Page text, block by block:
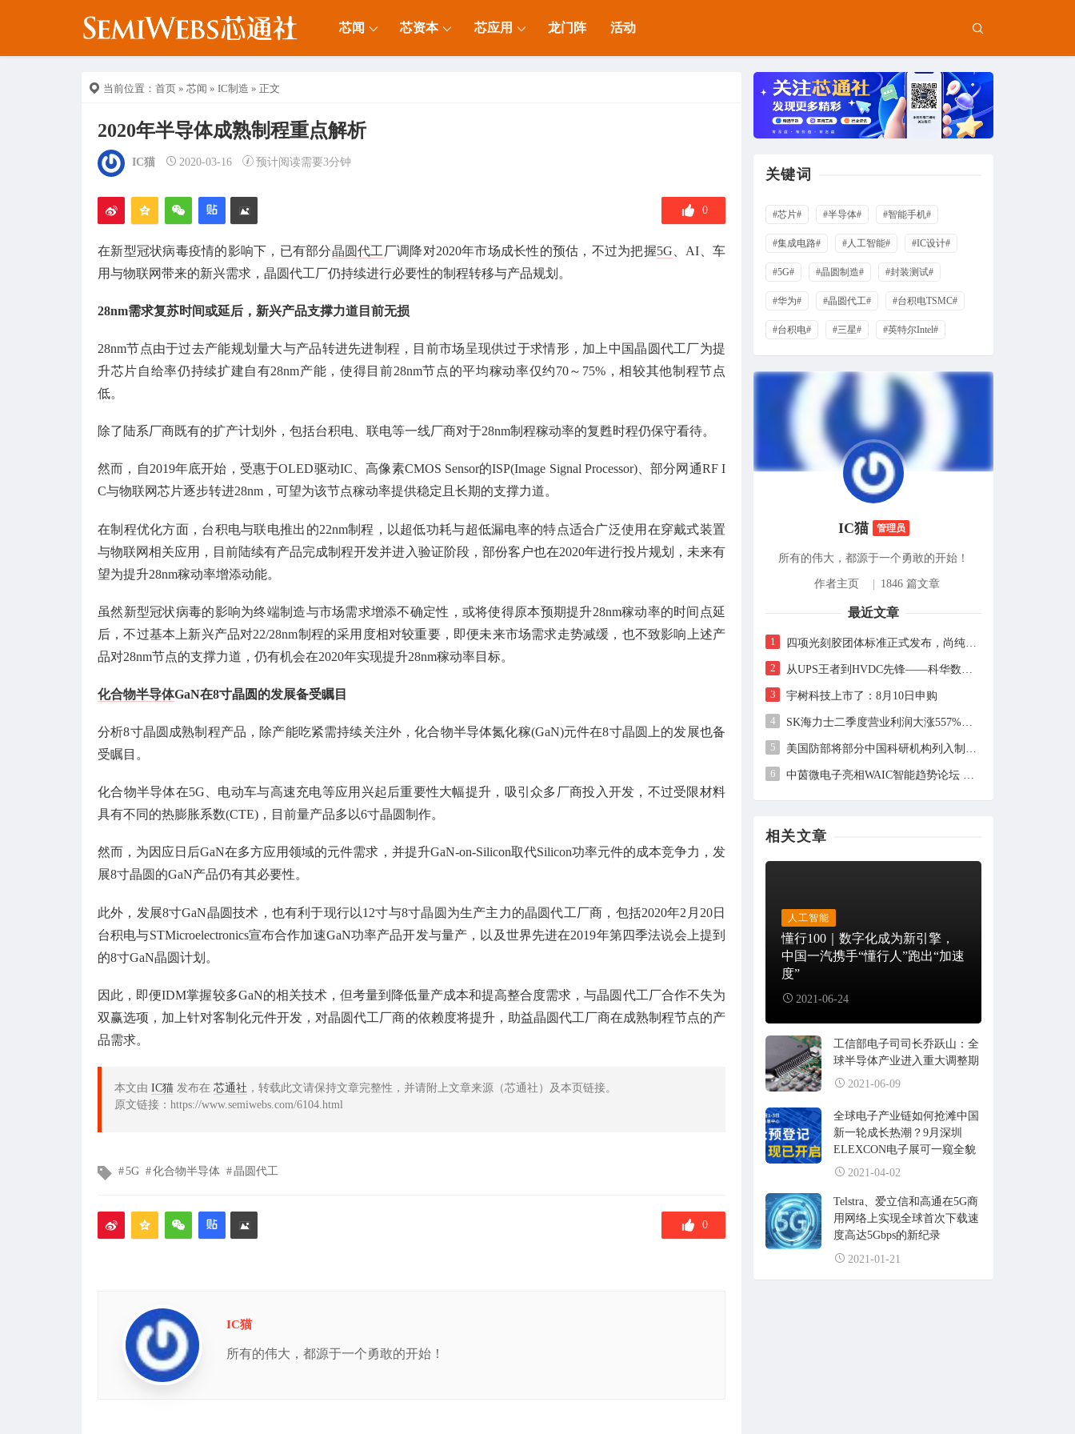
芯闻 芯资本 芯应用 龙门阵 活动
当前位置： 首页 » 芯闻 » IC制造 » 正文
2020年半导体成熟制程重点解析
IC猫 2020-03-16 预计阅读需要3分钟
0
在新型冠状病毒疫情的影响下，已有部分晶圆代工 厂调降对2020年市场成长性的预估，不过为把握5G 、AI、车
用与物联网带来的新兴需求，晶圆代工厂仍持续进行必要性的制程转移与产品规划。
28nm需求复苏时间或延后，新兴产品支撑力道目前无损
28nm节点由于过去产能规划量大与产品转进先进制程，目前市场呈现供过于求情形，加上中国晶圆代工厂为提
升芯片自给率仍持续扩建自有28nm产能，使得目前28nm节点的平均稼动率仅约70～75%，相较其他制程节点
低。
除了陆系厂商既有的扩产计划外，包括台积电、联电等一线厂商对于28nm制程稼动率的复甦时程仍保守看待。
然而，自2019年底开始，受惠于OLED驱动IC、高像素CMOS Sensor的ISP(Image Signal Processor)、部分网通RF I
C与物联网芯片逐步转进28nm，可望为该节点稼动率提供稳定且长期的支撑力道。
在制程优化方面，台积电与联电推出的22nm制程，以超低功耗与超低漏电率的特点适合广泛使用在穿戴式装置
与物联网相关应用，目前陆续有产品完成制程开发并进入验证阶段，部份客户也在2020年进行投片规划，未来有
望为提升28nm稼动率增添动能。
虽然新型冠状病毒的影响为终端制造与市场需求增添不确定性，或将使得原本预期提升28nm稼动率的时间点延
后，不过基本上新兴产品对22/28nm制程的采用度相对较重要，即便未来市场需求走势减缓，也不致影响上述产
品对28nm节点的支撑力道，仍有机会在2020年实现提升28nm稼动率目标。
化合物半导体GaN在8寸晶圆的发展备受瞩目
分析8寸晶圆成熟制程产品，除产能吃紧需持续关注外，化合物半导体氮化稼(GaN)元件在8寸晶圆上的发展也备
受瞩目。
化合物半导体在5G、电动车与高速充电等应用兴起后重要性大幅提升，吸引众多厂商投入开发，不过受限材料
具有不同的热膨胀系数(CTE)，目前量产品多以6寸晶圆制作。
然而，为因应日后GaN在多方应用领域的元件需求，并提升GaN-on-Silicon取代Silicon功率元件的成本竞争力，发
展8寸晶圆的GaN产品仍有其必要性。
此外，发展8寸GaN晶圆技术，也有利于现行以12寸与8寸晶圆为生产主力的晶圆代工厂商，包括2020年2月20日
台积电与STMicroelectronics宣布合作加速GaN功率产品开发与量产，以及世界先进在2019年第四季法说会上提到
的8寸GaN晶圆计划。
因此，即便IDM掌握较多GaN的相关技术，但考量到降低量产成本和提高整合度需求，与晶圆代工厂合作不失为
双赢选项，加上针对客制化元件开发，对晶圆代工厂商的依赖度将提升，助益晶圆代工厂商在成熟制程节点的产
品需求。
本文由 IC猫 发布在 芯通社 ，转载此文请保持文章完整性，并请附上文章来源（芯通社）及本页链接。
原文链接：https://www.semiwebs.com/6104.html
文
签
5G 化合物半导体 晶圆代工
0
IC猫
所有的伟大，都源于一个勇敢的开始！
关键词
#芯片# #半导体# #智能手机#
#集成电路# #人工智能# #IC设计#
#5G# #晶圆制造# #封装测试#
#华为# #晶圆代工# #台积电TSMC#
#台积电# #三星# #英特尔Intel#
IC猫 管理员
所有的伟大，都源于一个勇敢的开始！
作者主页 1846 篇文章
最近文章
1 四项光刻胶团体标准正式发布，尚纯智造以设备商身份跻身标准起草席
2 从UPS王者到HVDC先锋——科华数据的“时代转身”
3 宇树科技上市了：8月10日申购
4 SK海力士二季度营业利润大涨557%，但未及市场预期
5 美国防部将部分中国科研机构列入制裁清单，中方回应
6 中茵微电子亮相WAIC智能趋势论坛 AI ASIC芯片定制平台赋能工业AI落地
相关文章
人工智能
懂行100｜数字化成为新引擎，
中国一汽携手“懂行人”跑出“加速
度”
2021-06-24
工信部电子司司长乔跃山：全
球半导体产业进入重大调整期
2021-06-09
全球电子产业链如何抢滩中国
新一轮成长热潮？9月深圳
ELEXCON电子展可一窥全貌
2021-04-02
Telstra、爱立信和高通在5G商
用网络上实现全球首次下载速
度高达5Gbps的新纪录
2021-01-21